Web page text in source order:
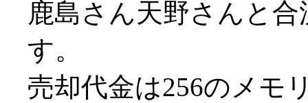
鹿島さん天野さんと
す。
売却代金は256のメモ